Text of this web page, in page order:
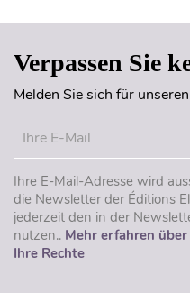
Verpassen Sie
Melden Sie sich für
Ihre E-Mail-Adresse wird
die Newsletter der Éditions
jederzeit den in der
nutzen.. Mehr erfahren
Ihre Rechte